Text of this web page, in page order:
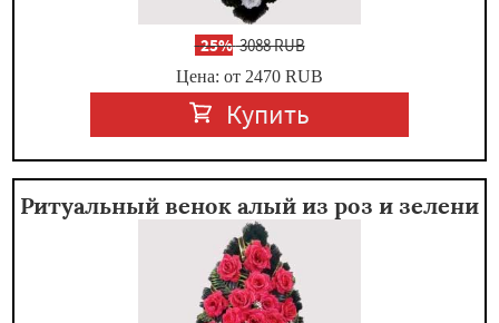
-25%3088 RUB
Цена: от 2470 RUB
Купить
Ритуальный венок алый из роз и зелени